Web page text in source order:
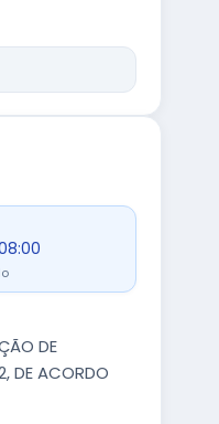
DE
DE ACORDO